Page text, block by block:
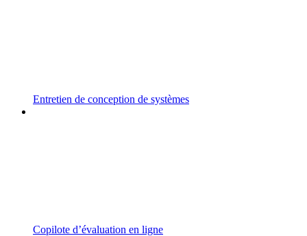
Entretien de conception de systèmes
Copilote d’évaluation en ligne